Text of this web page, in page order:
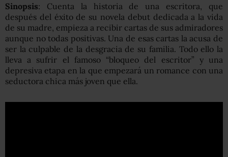
Sinopsis: Cuenta la historia de una escritora, que
después del éxito de su novela debut dedicada a la vida
de su madre, empieza a recibir cartas de sus admiradores
aunque no todas positivas. Una de esas cartas la acusa de
ser la culpable de la desgracia de su familia. Todo ello la
lleva a sufrir el famoso “bloqueo del escritor” y una
depresiva etapa en la que empezará un romance con una
seductora chica más joven que ella.